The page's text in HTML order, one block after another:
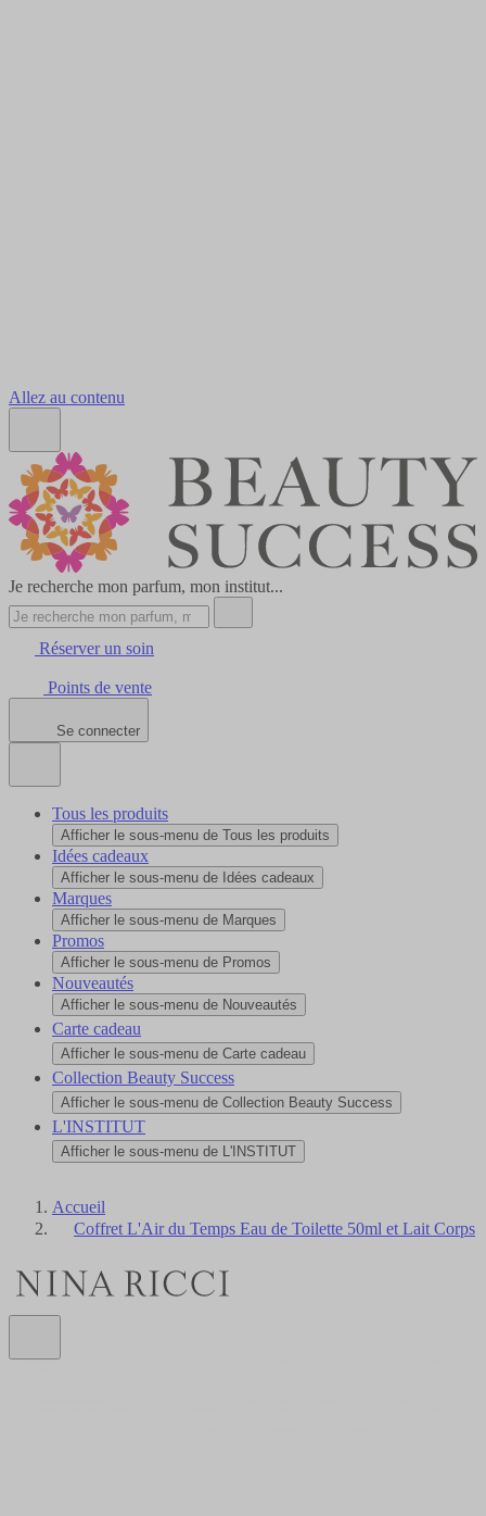
Allez au contenu
Je recherche mon parfum, mon institut...
Réserver un soin
Points de vente
Se connecter
Tous les produits
Afficher le sous-menu de Tous les produits
Idées cadeaux
Afficher le sous-menu de Idées cadeaux
Marques
Afficher le sous-menu de Marques
Promos
Afficher le sous-menu de Promos
Nouveautés
Afficher le sous-menu de Nouveautés
Carte cadeau
Afficher le sous-menu de Carte cadeau
Collection Beauty Success
Afficher le sous-menu de Collection Beauty Success
L'INSTITUT
Afficher le sous-menu de L'INSTITUT
Accueil
Coffret L'Air du Temps Eau de Toilette 50ml et Lait Corps